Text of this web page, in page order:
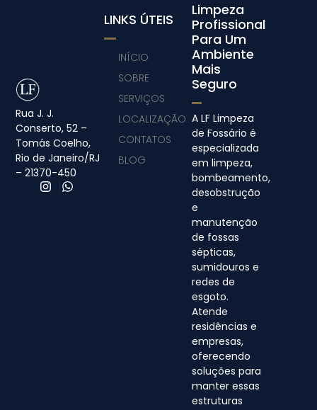
Rua J. J.
Conserto, 52 –
Tomás Coelho,
Rio de Janeiro/RJ
– 21370-450
Limpeza
Profissional
Para Um
Ambiente
Mais
Seguro
A LF Limpeza
de Fossário é
especializada
em limpeza,
bombeamento,
desobstrução
e
manutenção
de fossas
sépticas,
sumidouros e
redes de
esgoto.
Atende
residências e
empresas,
oferecendo
soluções para
manter essas
estruturas
LINKS ÚTEIS
INÍCIO
SOBRE
SERVIÇOS
LOCALIZAÇÃO
CONTATOS
BLOG